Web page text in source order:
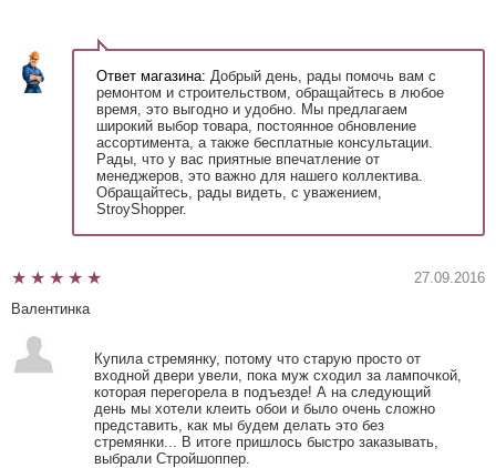
Ответ магазина: Добрый день, рады помочь вам с
ремонтом и строительством, обращайтесь в любое
время, это выгодно и удобно. Мы предлагаем
широкий выбор товара, постоянное обновление
ассортимента, а также бесплатные консультации.
Рады, что у вас приятные впечатление от
менеджеров, это важно для нашего коллектива.
Обращайтесь, рады видеть, с уважением,
StroyShopper.
Валентинка
27.09.2016
Купила стремянку, потому что старую просто от
входной двери увели, пока муж сходил за лампочкой,
которая перегорела в подъезде! А на следующий
день мы хотели клеить обои и было очень сложно
представить, как мы будем делать это без
стремянки... В итоге пришлось быстро заказывать,
выбрали Стройшоппер.